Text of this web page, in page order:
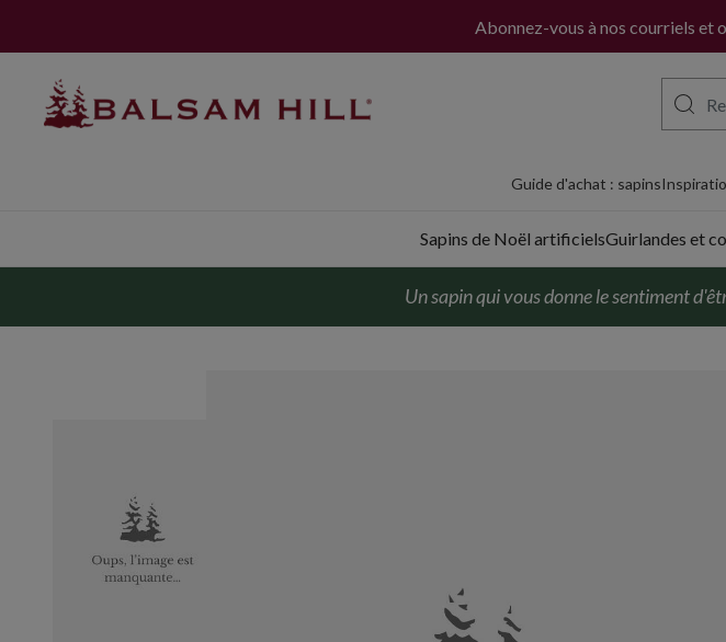
Abonnez-vous à nos courriels et
Guide d'achat : sapins
Sapins de Noël artificielsGuirlandes et
Un sapin qui vous donne le sentiment